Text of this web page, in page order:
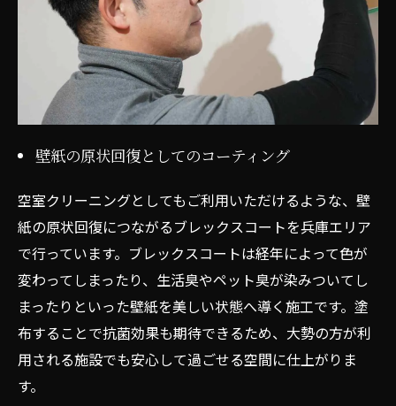
壁紙の原状回復としてのコーティング
空室クリーニングとしてもご利用いただけるような、壁
紙の原状回復につながるブレックスコートを兵庫エリア
で行っています。ブレックスコートは経年によって色が
変わってしまったり、生活臭やペット臭が染みついてし
まったりといった壁紙を美しい状態へ導く施工です。塗
布することで抗菌効果も期待できるため、大勢の方が利
用される施設でも安心して過ごせる空間に仕上がりま
す。